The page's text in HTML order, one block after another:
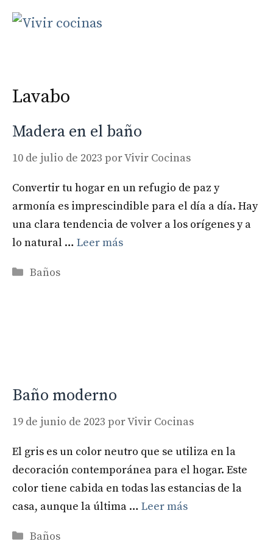
Lavabo
Madera en el baño
10 de julio de 2023 porVivir Cocinas
Convertir tu hogar en un refugio de paz y
armonía es imprescindible para el día a día. Hay
una clara tendencia de volver a los orígenes y a
lo natural … Leer más
Categorías
Baños
Baño moderno
19 de junio de 2023 porVivir Cocinas
El gris es un color neutro que se utiliza en la
decoración contemporánea para el hogar. Este
color tiene cabida en todas las estancias de la
casa, aunque la última … Leer más
Categorías
Baños